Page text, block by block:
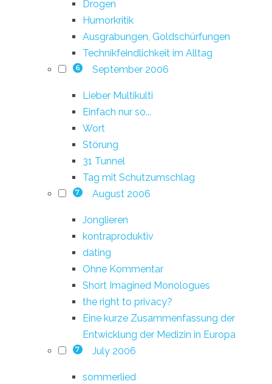
Drogen
Humorkritik
Ausgrabungen, Goldschürfungen
Technikfeindlichkeit im Alltag
6 September 2006
Lieber Multikulti
Einfach nur so...
Wort
Störung
31 Tunnel
Tag mit Schutzumschlag
7 August 2006
Jonglieren
kontraproduktiv
dating
Ohne Kommentar
Short Imagined Monologues
the right to privacy?
Eine kurze Zusammenfassung der
Entwicklung der Medizin in Europa
7 July 2006
sommerlied